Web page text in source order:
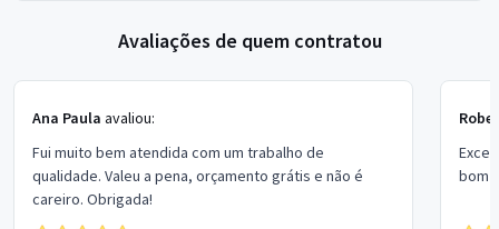
Avaliações de quem contratou
Ana Paula avaliou:
Fui muito bem atendida com um trabalho de
qualidade. Valeu a pena, orçamento grátis e não é
careiro. Obrigada!
bom